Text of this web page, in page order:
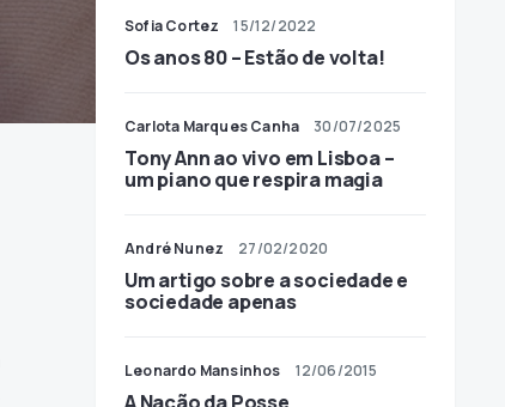
Sofia Cortez 15/12/2022
Os anos 80 – Estão de volta!
Carlota Marques Canha 30/07/2025
Tony Ann ao vivo em Lisboa –
um piano que respira magia
André Nunez 27/02/2020
Um artigo sobre a sociedade e
sociedade apenas
Leonardo Mansinhos 12/06/2015